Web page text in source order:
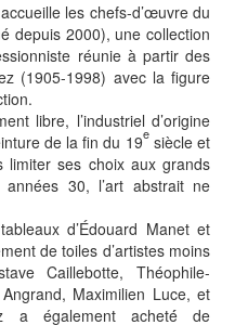
les chefs-d’œuvre du
depuis 2000), une collection
réunie à partir des
(1905-1998) avec la figure
libre, l’industriel d’origine
de la fin du 19esiècle et
ses choix aux grands
30, l’art abstrait ne
d’Édouard Manet et
de toiles d’artistes moins
Caillebotte, Théophile-
Maximilien Luce, et
a également acheté́ de